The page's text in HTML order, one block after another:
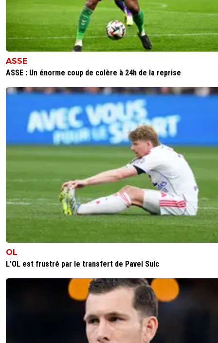
ASSE
ASSE : Un énorme coup de colère à 24h de la reprise
OL
L’OL est frustré par le transfert de Pavel Sulc